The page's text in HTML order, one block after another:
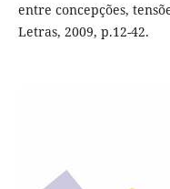
entre concepções,
Letras, 2009, p.12-42.